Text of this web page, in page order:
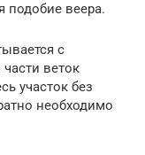
подобие веера.
с
веток
участок без
необходимо